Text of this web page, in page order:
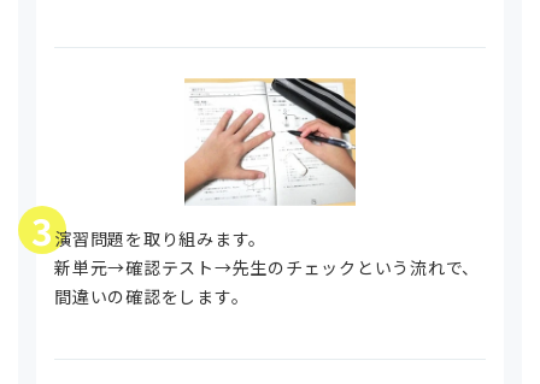
3 演習問題を取り組みます。
新単元→確認テスト→先生のチェックという流れで、
間違いの確認をします。